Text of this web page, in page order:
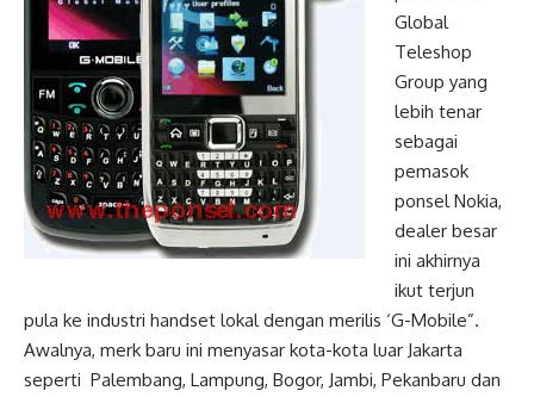
Global
Teleshop
Group yang
lebih tenar
sebagai
pemasok
ponsel Nokia,
dealer besar
ini akhirnya
ikut terjun
pula ke industri handset lokal dengan merilis ‘G-Mobile”.
Awalnya, merk baru ini menyasar kota-kota luar Jakarta
seperti Palembang, Lampung, Bogor, Jambi, Pekanbaru dan